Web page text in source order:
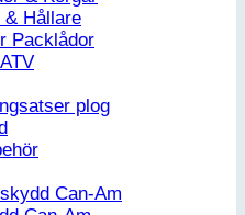
& Hållare
Packlådor
plog
Can-Am